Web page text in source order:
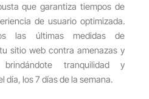
que garantiza tiempos de
de usuario optimizada.
las últimas medidas de
sitio web contra amenazas y
tranquilidad y
día, los 7 días de la semana.